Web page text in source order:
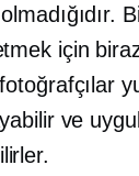
için
ve